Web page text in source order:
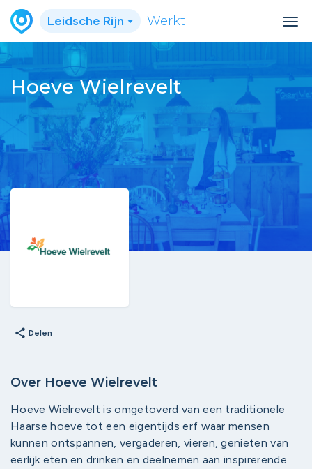
Leidsche Rijn Werkt
Hoeve Wielrevelt
share Delen
Over Hoeve Wielrevelt
Hoeve Wielrevelt is omgetoverd van een traditionele
Haarse hoeve tot een eigentijds erf waar mensen
kunnen ontspannen, vergaderen, vieren, genieten van
eerlijk eten en drinken en deelnemen aan inspirerende